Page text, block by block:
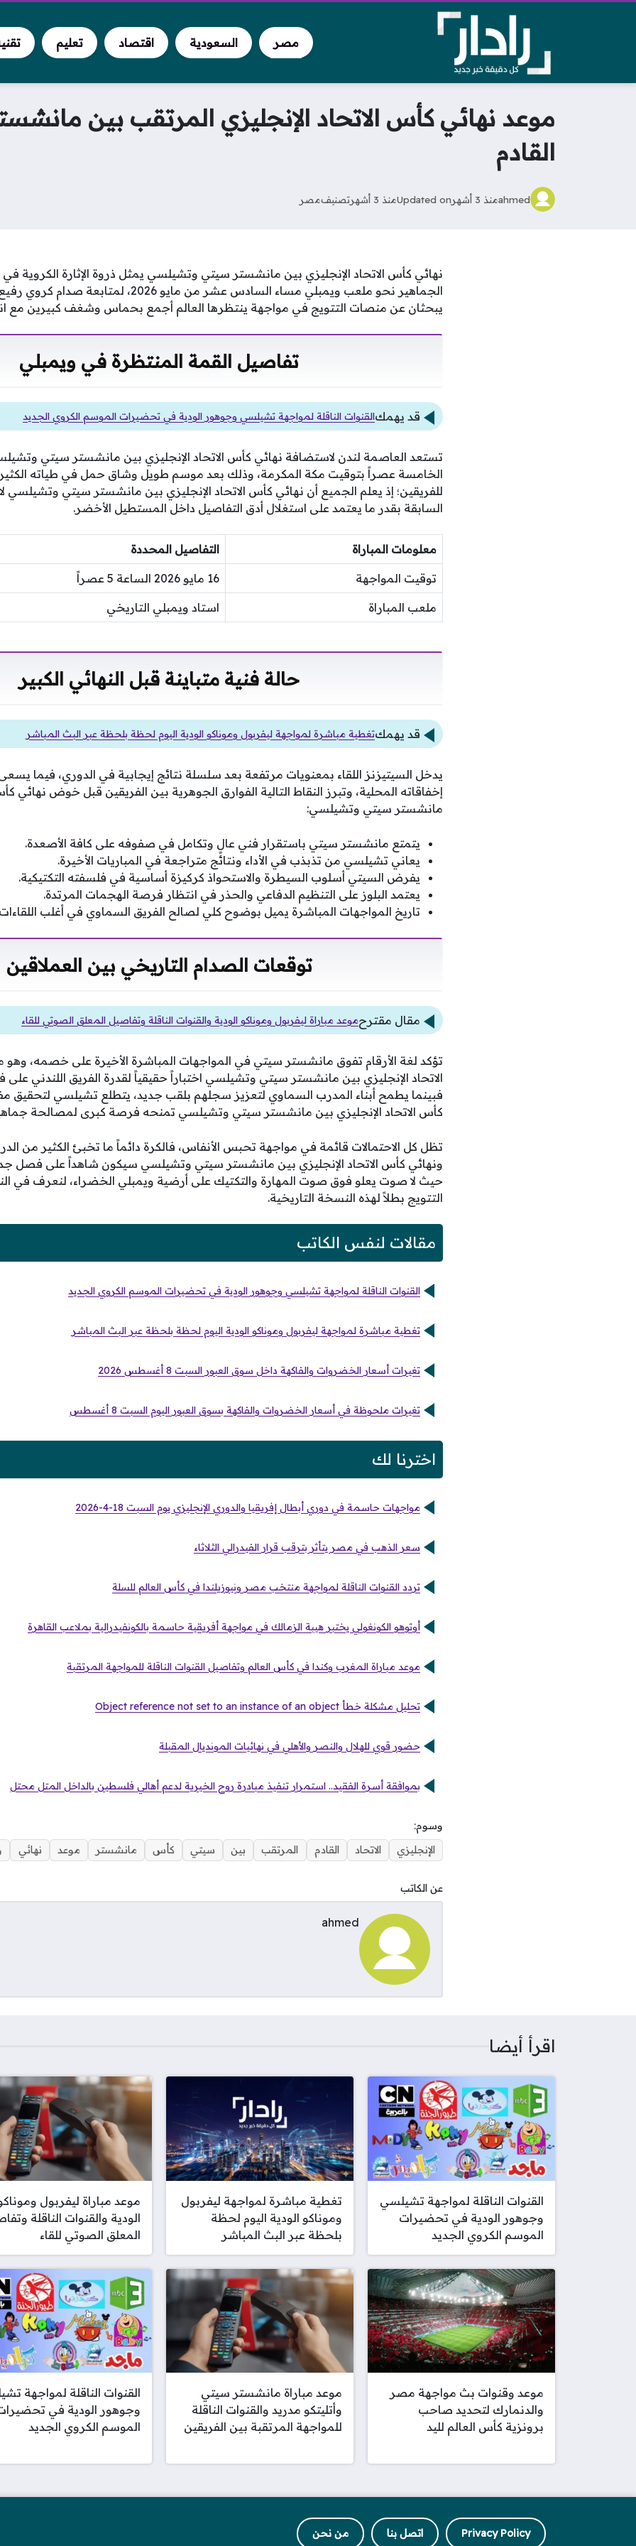
مصر السعودية اقتصاد تعليم
موعد نهائي كأس الاتحاد الإنجليزي المرتقب بين
القادم
ahmedمنذ 3 أشهر Updated onمنذ 3 أشهر تصنيفمصر
نهائي كأس الاتحاد الإنجليزي بين مانشستر سيتي وتشيلسي يمثل ذروة الإثارة الكروية في
الجماهير نحو ملعب ويمبلي مساء السادس عشر من مايو
يبحثان عن منصات التتويج في مواجهة ينتظرها العالم أجمع بحماس وشغف كبيرين مع
تفاصيل القمة المنتظرة في ويمبلي
قد يهمكالقنوات الناقلة لمواجهة تشيلسي وجوهور الودية في تحضيرات الموسم الكروي الجديد
تستعد العاصمة لندن لاستضافة نهائي كأس الاتحاد الإنجليزي بين مانشستر سيتي
الخامسة عصراً بتوقيت مكة المكرمة، وذلك بعد موسم طويل وشاق حمل في طياته الكثير
للفريقين؛ إذ يعلم الجميع أن نهائي كأس الاتحاد الإنجليزي بين مانشستر سيتي وتشيلسي
السابقة بقدر ما يعتمد على استغلال أدق التفاصيل داخل المستطيل الأخضر.
معلومات المباراة التفاصيل المحددة
توقيت المواجهة 16 مايو 2026 الساعة 5 عصراً
ملعب المباراة استاد ويمبلي التاريخي
حالة فنية متباينة قبل النهائي الكبير
قد يهمكتغطية مباشرة لمواجهة ليفربول وموناكو الودية اليوم لحظة بلحظة عبر البث المباشر
يدخل السيتيزنز اللقاء بمعنويات مرتفعة بعد سلسلة نتائج إيجابية في الدوري، فيما
إخفاقاته المحلية، وتبرز النقاط التالية الفوارق الجوهرية بين الفريقين قبل خوض نهائي
مانشستر سيتي وتشيلسي:
يتمتع مانشستر سيتي باستقرار فني عالٍ وتكامل في صفوفه على كافة الأصعدة.
يعاني تشيلسي من تذبذب في الأداء ونتائج متراجعة في المباريات الأخيرة.
يفرض السيتي أسلوب السيطرة والاستحواذ كركيزة أساسية في فلسفته التكتيكية.
يعتمد البلوز على التنظيم الدفاعي والحذر في انتظار فرصة الهجمات المرتدة.
تاريخ المواجهات المباشرة يميل بوضوح كلي لصالح الفريق السماوي في أغلب
توقعات الصدام التاريخي بين العملاقين
مقال مقترحموعد مباراة ليفربول وموناكو الودية والقنوات الناقلة وتفاصيل المعلق الصوتي للقاء
تؤكد لغة الأرقام تفوق مانشستر سيتي في المواجهات المباشرة الأخيرة على خصمه،
الاتحاد الإنجليزي بين مانشستر سيتي وتشيلسي اختباراً حقيقياً لقدرة الفريق اللندني على
فبينما يطمح أبناء المدرب السماوي لتعزيز سجلهم بلقب جديد، يتطلع تشيلسي لتحقيق
كأس الاتحاد الإنجليزي بين مانشستر سيتي وتشيلسي تمنحه فرصة كبرى لمصالحة
تظل كل الاحتمالات قائمة في مواجهة تحبس الأنفاس، فالكرة دائماً ما تخبئ الكثير من
ونهائي كأس الاتحاد الإنجليزي بين مانشستر سيتي وتشيلسي سيكون شاهداً على فصل
حيث لا صوت يعلو فوق صوت المهارة والتكتيك على أرضية ويمبلي الخضراء، لنعرف في
التتويج بطلاً لهذه النسخة التاريخية.
مقالات لنفس الكاتب
القنوات الناقلة لمواجهة تشيلسي وجوهور الودية في تحضيرات الموسم الكروي الجديد
تغطية مباشرة لمواجهة ليفربول وموناكو الودية اليوم لحظة بلحظة عبر البث المباشر
تغيرات أسعار الخضروات والفاكهة داخل سوق العبور السبت 8 أغسطس 2026
تغيرات ملحوظة في أسعار الخضروات والفاكهة بسوق العبور اليوم السبت 8 أغسطس
اخترنا لك
مواجهات حاسمة في دوري أبطال إفريقيا والدوري الإنجليزي يوم السبت 18-4-2026
سعر الذهب في مصر يتأثر بترقب قرار الفيدرالي الثلاثاء
تردد القنوات الناقلة لمواجهة منتخب مصر ونيوزيلندا في كأس العالم للسلة
أوتوهو الكونغولي يختبر هيبة الزمالك في مواجهة أفريقية حاسمة بالكونفيدرالية بملاعب القاهرة
موعد مباراة المغرب وكندا في كأس العالم وتفاصيل القنوات الناقلة للمواجهة المرتقبة
تحليل مشكلة خطأ Object reference not set to an instance of an object
حضور قوي للهلال والنصر والأهلي في نهائيات المونديال المقبلة
بموافقة أسرة الفقيد.. استمرار تنفيذ مبادرة روح الخيرية لدعم أهالي فلسطين بالداخل المتل محتل
وسوم:
الإنجليزي
الاتحاد القادم المرتقب بين سيتي كأس مانشستر موعد نهائي
عن الكاتب
ahmed
اقرأ أيضا
القنوات الناقلة لمواجهة تشيلسي
وجوهور الودية في تحضيرات
الموسم الكروي الجديد
تغطية مباشرة لمواجهة ليفربول
وموناكو الودية اليوم لحظة
بلحظة عبر البث المباشر
موعد مباراة ليفربول
الودية والقنوات الناقلة
المعلق الصوتي للقاء
موعد وقنوات بث مواجهة مصر
والدنمارك لتحديد صاحب
برونزية كأس العالم لليد
موعد مباراة مانشستر سيتي
وأتليتكو مدريد والقنوات الناقلة
للمواجهة المرتقبة بين الفريقين
القنوات الناقلة لمواجهة
وجوهور الودية في
الموسم الكروي الجديد
Privacy Policy اتصل بنا من نحن